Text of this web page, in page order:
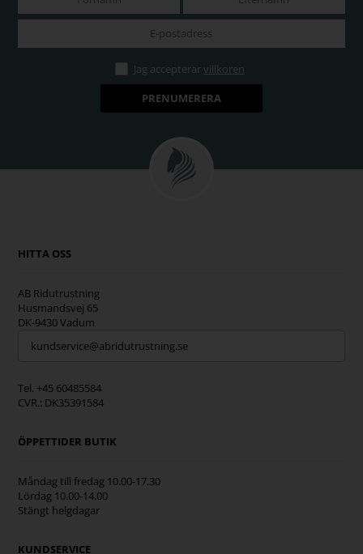
Jag accepterarvillkoren
HITTA OSS
AB Ridutrustning
Husmandsvej 65
DK-9430 Vadum
kundservice@abridutrustning.se
Tel. +45 60485584
CVR.: DK35391584
ÖPPETTIDER BUTIK
Måndag till fredag 10.00-17.30
Lördag 10.00-14.00
Stängt helgdagar
KUNDSERVICE